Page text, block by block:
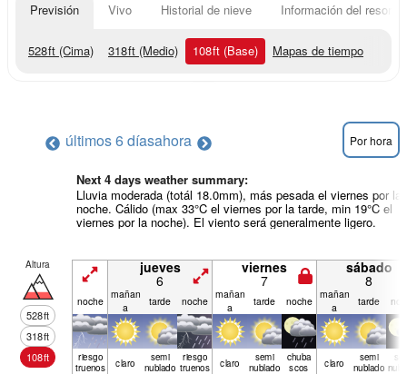
Previsión Vivo Historial de nieve Información del resort
528ft (Cima) 318ft (Medio) 108ft (Base) Mapas de tiempo
últimos 6 díasahora Por hora
Next 4 days weather summary:
Lluvia moderada (totál 18.0mm), más pesada el viernes por la
noche. Cálido (max 33°C el viernes por la tarde, min 19°C el
viernes por la noche). El viento será generalmente ligero.
Altura
528ft
318ft
108ft
jueves
6
viernes
7
sábado
8
noche mañan
a
tarde noche mañan
a
tarde noche mañan
a
tarde
riesgo
truenos claro semi
nublado
riesgo
truenos claro semi
nublado
chuba
scos claro semi
nublado